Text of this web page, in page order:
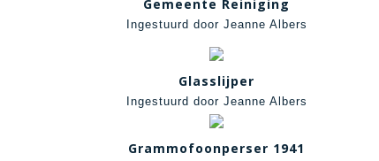
Gemeente Reiniging
Ingestuurd door Jeanne Albers
Glasslijper
Ingestuurd door Jeanne Albers
Grammofoonperser 1941